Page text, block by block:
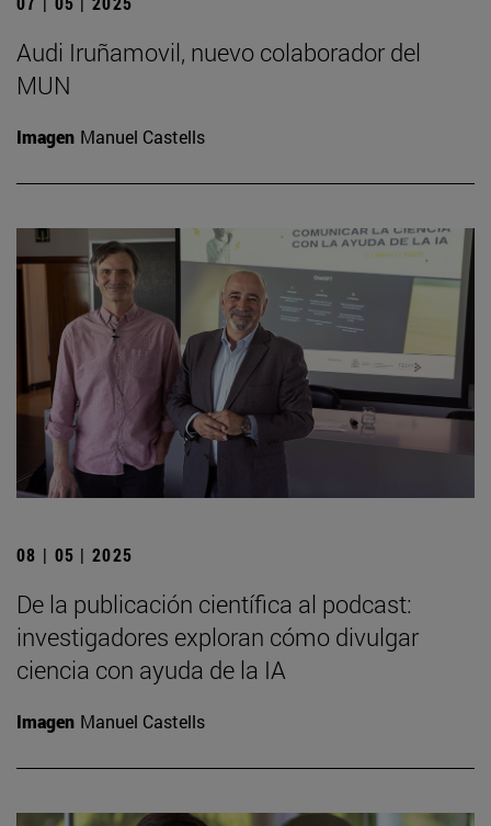
Audi Iruñamovil, nuevo colaborador del
MUN
Imagen Manuel Castells
08 | 05 | 2025
De la publicación científica al podcast:
investigadores exploran cómo divulgar
ciencia con ayuda de la IA
Imagen Manuel Castells